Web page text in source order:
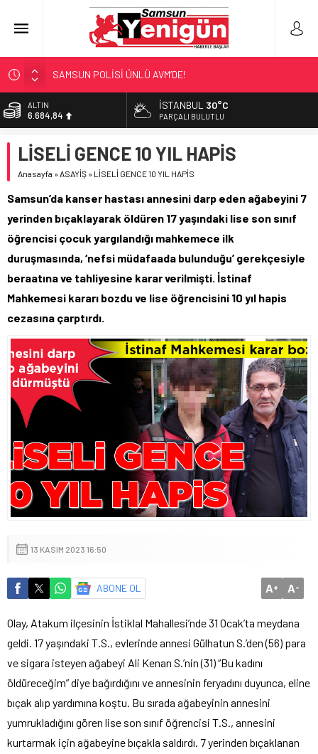
SAMSUN POLİSİ ÜNLÜ AVM’DE!
NEBİYANFEST BÜYÜLEDİ!
ULAŞIMA ZAM MI GELİYOR?
‘EL EMEĞİ’ DAYANIŞMASI
ALTIN
6.684,84
13.811,60
DOLAR
55,1602
İSTANBUL 30°C
PARÇALI BULUTLU
LİSELİ GENCE 10 YIL HAPİS
Anasayfa »ASAYİŞ » LİSELİ GENCE 10 YIL HAPİS
Samsun’da kanser hastası annesini darp eden ağabeyini 7
yerinden bıçaklayarak öldüren 17 yaşındaki lise son sınıf
öğrencisi çocuk yargılandığı mahkemece ilk
duruşmasında, ‘nefsi müdafaada bulunduğu’ gerekçesiyle
beraatına ve tahliyesine karar verilmişti. İstinaf
Mahkemesi kararı bozdu ve lise öğrencisini 10 yıl hapis
cezasına çarptırdı.
13 KASIM 2023 16:50
ABONE OL A+ A-
Olay, Atakum ilçesinin İstiklal Mahallesi’nde 31 Ocak’ta meydana
geldi. 17 yaşındaki T.S., evlerinde annesi Gülhatun S.’den (56) para
ve sigara isteyen ağabeyi Ali Kenan S.’nin (31) “Bu kadını
öldüreceğim” diye bağırdığını ve annesinin feryadını duyunca, eline
bıçak alıp yardımına koştu. Bu sırada ağabeyinin annesini
yumrukladığını gören lise son sınıf öğrencisi T.S., annesini
kurtarmak için ağabeyine bıçakla saldırdı. 7 yerinden bıçaklanan